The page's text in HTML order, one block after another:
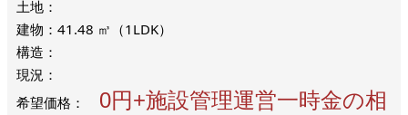
土地：
建物：41.48 ㎥（1LDK）
構造：
現況：
希望価格：
0円+施設管理運営一時金の相